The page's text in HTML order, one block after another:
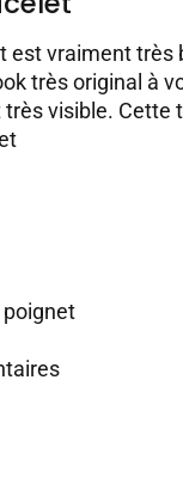
est vraiment très
très original à
visible. Cette
poignet